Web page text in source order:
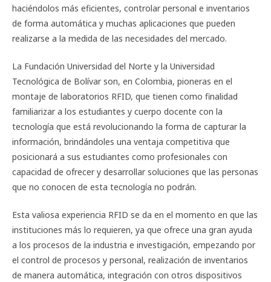
haciéndolos más eficientes, controlar personal e inventarios
de forma automática y muchas aplicaciones que pueden
realizarse a la medida de las necesidades del mercado.
La Fundación Universidad del Norte y la Universidad
Tecnológica de Bolívar son, en Colombia, pioneras en el
montaje de laboratorios RFID, que tienen como finalidad
familiarizar a los estudiantes y cuerpo docente con la
tecnología que está revolucionando la forma de capturar la
información, brindándoles una ventaja competitiva que
posicionará a sus estudiantes como profesionales con
capacidad de ofrecer y desarrollar soluciones que las personas
que no conocen de esta tecnología no podrán.
Esta valiosa experiencia RFID se da en el momento en que las
instituciones más lo requieren, ya que ofrece una gran ayuda
a los procesos de la industria e investigación, empezando por
el control de procesos y personal, realización de inventarios
de manera automática, integración con otros dispositivos